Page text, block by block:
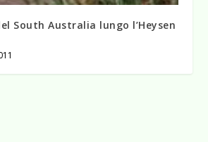
South Australia lungo l’Heysen